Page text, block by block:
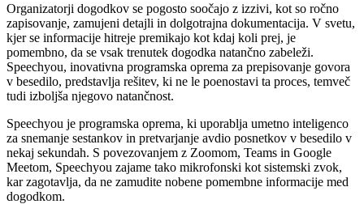
Organizatorji dogodkov se pogosto soočajo z izzivi, kot so ročno
zapisovanje, zamujeni detajli in dolgotrajna dokumentacija. V svetu,
kjer se informacije hitreje premikajo kot kdaj koli prej, je
pomembno, da se vsak trenutek dogodka natančno zabeleži.
Speechyou, inovativna programska oprema za prepisovanje govora
v besedilo, predstavlja rešitev, ki ne le poenostavi ta proces, temveč
tudi izboljša njegovo natančnost.
Speechyou je programska oprema, ki uporablja umetno inteligenco
za snemanje sestankov in pretvarjanje avdio posnetkov v besedilo v
nekaj sekundah. S povezovanjem z Zoomom, Teams in Google
Meetom, Speechyou zajame tako mikrofonski kot sistemski zvok,
kar zagotavlja, da ne zamudite nobene pomembne informacije med
dogodkom.